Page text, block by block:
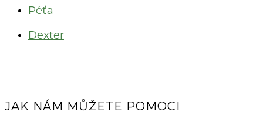
Péťa
Dexter
JAK NÁM MŮŽETE POMOCI